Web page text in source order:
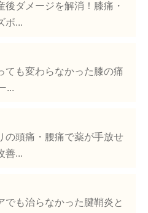
後ダメージを解消！膝痛・
ボ...
ても変わらなかった膝の痛
...
の頭痛・腰痛で薬が手放せ
善...
でも治らなかった腱鞘炎と